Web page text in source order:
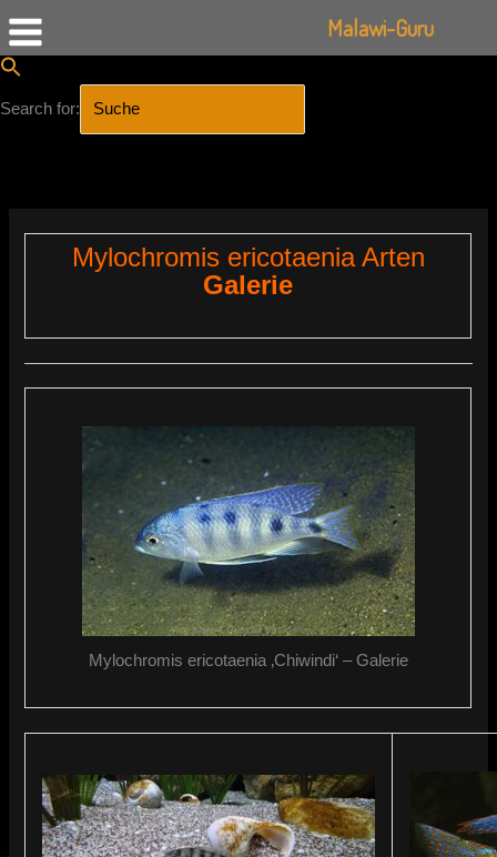
Search for:
Mylochromis ericotaenia Arten
Galerie
Mylochromis ericotaenia ‚Chiwindi‘ – Galerie
Malawi-Guru